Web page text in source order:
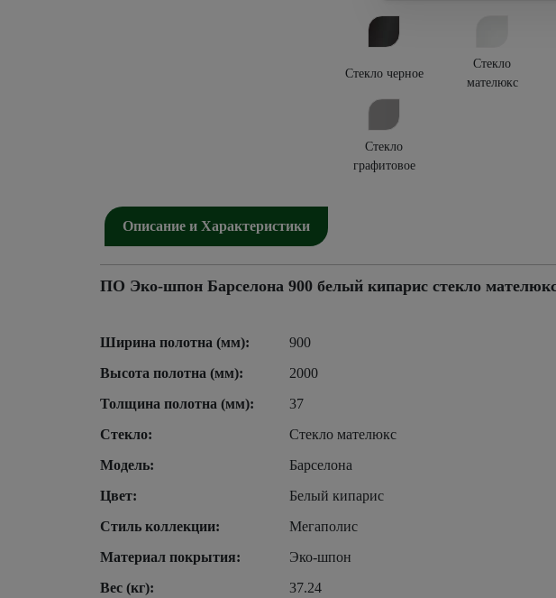
Стекло черное
Стекло
мателюкс
Стекло
графитовое
Описание и Характеристики
ПО Эко-шпон Барселона 900 белый кипарис стекло
Ширина полотна (мм):
900
Высота полотна (мм):
2000
Толщина полотна (мм):
37
Стекло:
Стекло мателюкс
Модель:
Барселона
Цвет:
Белый кипарис
Стиль коллекции:
Мегаполис
Материал покрытия:
Эко-шпон
Вес (кг):
37.24